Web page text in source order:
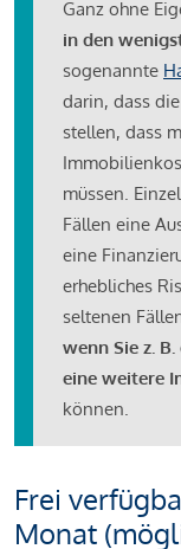
Ganz ohne
in den
sogenannte
darin, dass
stellen, dass
müssen.
Fällen eine
eine
erhebliches
seltenen
wenn Sie z.
eine weitere
können.
Frei
Monat